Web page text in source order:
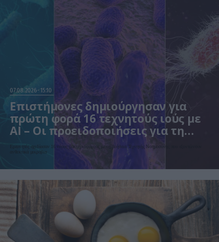
07.08.2026 15:10
Επιστήμονες δημιούργησαν για
πρώτη φορά 16 τεχνητούς ιούς με
AI – Οι προειδοποιήσεις για τη
βιοασφάλεια
Ερευνητές σχεδίασαν 16 νέους βακτηριοφάγους με τη βοήθεια Τεχνητής Νοημοσύνης που εξοντώνουν
ανθεκτικά μικρόβια